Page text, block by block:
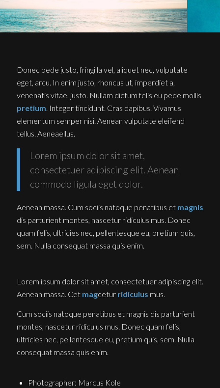
Donec pede justo, fringilla vel, aliquet nec, vulputate
eget, arcu. In enim justo, rhoncus ut, imperdiet a,
venenatis vitae, justo. Nullam dictum felis eu pede mollis
pretium. Integer tincidunt. Cras dapibus. Vivamus
elementum semper nisi. Aenean vulputate eleifend
tellus. Aeneaellus.
Lorem ipsum dolor sit amet,
consectetuer adipiscing elit. Aenean
commodo ligula eget dolor.
Aenean massa. Cum sociis natoque penatibus et magnis
dis parturient montes, nascetur ridiculus mus. Donec
quam felis, ultricies nec, pellentesque eu, pretium quis,
sem. Nulla consequat massa quis enim.
Lorem ipsum dolor sit amet, consectetuer adipiscing elit.
Aenean massa. Cet magcetur ridiculus mus.
Cum sociis natoque penatibus et magnis dis parturient
montes, nascetur ridiculus mus. Donec quam felis,
ultricies nec, pellentesque eu, pretium quis, sem. Nulla
consequat massa quis enim.
Photographer: Marcus Kole